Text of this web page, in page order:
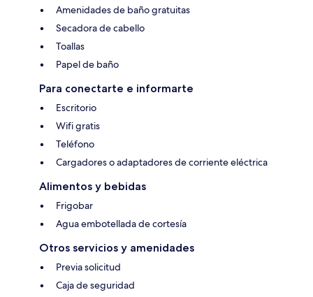
Amenidades de baño gratuitas
Secadora de cabello
Toallas
Papel de baño
Para conectarte e informarte
Escritorio
Wifi gratis
Teléfono
Cargadores o adaptadores de corriente eléctrica
Alimentos y bebidas
Frigobar
Agua embotellada de cortesía
Otros servicios y amenidades
Previa solicitud
Caja de seguridad